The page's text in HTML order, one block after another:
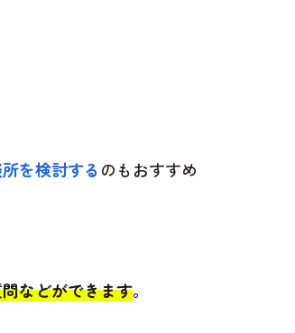
を検討する のもおすすめ
などができます。